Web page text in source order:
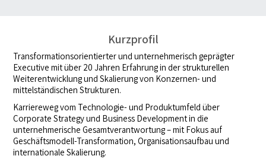
Kurzprofil
Transformationsorientierter und unternehmerisch geprägter
Executive mit über 20 Jahren Erfahrung in der strukturellen
Weiterentwicklung und Skalierung von Konzernen- und
mittelständischen Strukturen.
Karriereweg vom Technologie- und Produktumfeld über
Corporate Strategy und Business Development in die
unternehmerische Gesamtverantwortung – mit Fokus auf
Geschäftsmodell-Transformation, Organisationsaufbau und
internationale Skalierung.